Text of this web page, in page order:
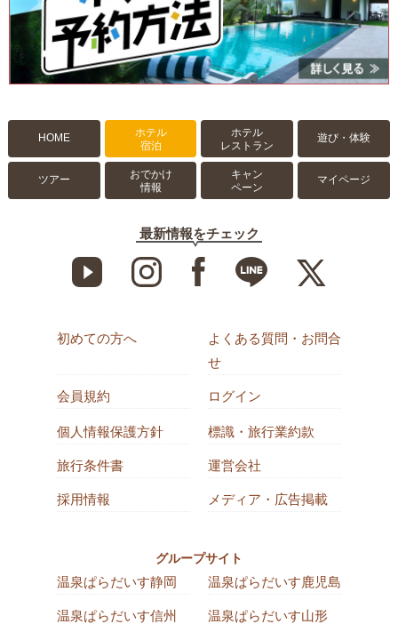
HOME
ホテル
宿泊
ホテル
レストラン
遊び・体験
ツアー
おでかけ
情報
キャン
ペーン
マイページ
最新情報をチェック
初めての方へ
よくある質問・お問合
せ
会員規約 ログイン
個人情報保護方針 標識・旅行業約款
旅行条件書 運営会社
採用情報 メディア・広告掲載
グループサイト
温泉ぱらだいす静岡 温泉ぱらだいす鹿児島
温泉ぱらだいす信州 温泉ぱらだいす山形